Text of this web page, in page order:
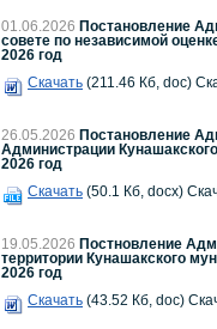
01.06.2026 Постановление
совете по независимой
2026 год
Скачать (211.46 Кб, doc)
26.05.2026 Постановление
Администрации
2026 год
Скачать (50.1 Кб, docx)
19.05.2026 Постновление
территории Кунашакского
2026 год
Скачать (43.52 Кб, doc)